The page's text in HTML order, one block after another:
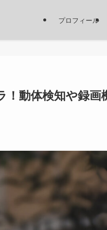
プロフィール
！動体検知や録画